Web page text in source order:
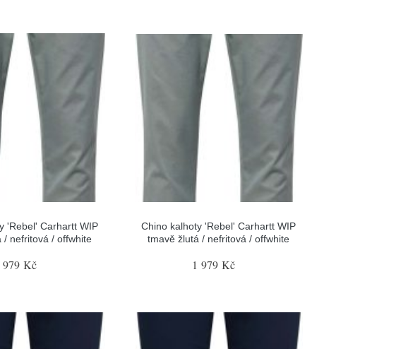
'Rebel' Carhartt WIP
/ nefritová / offwhite
979 Kč
Chino kalhoty 'Rebel' Carhartt WIP
tmavě žlutá / nefritová / offwhite
1 979 Kč